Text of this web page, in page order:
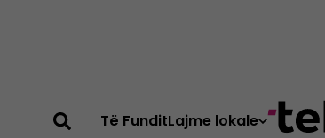
Të FunditLajme lokale